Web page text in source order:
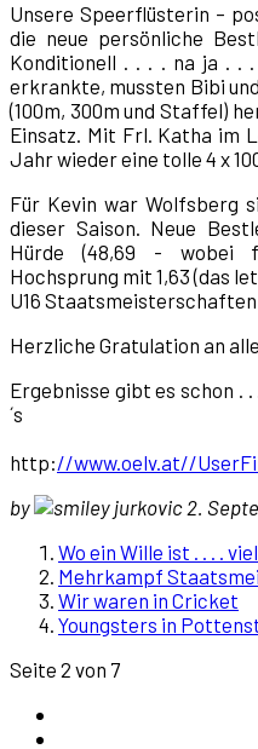
Unsere Speerflüsterin –
die neue persönliche
Konditionell . . . . na ja . .
erkrankte, mussten Bibi
(100m, 300m und Staffel)
Einsatz. Mit Frl. Katha im
Jahr wieder eine tolle 4 x
Für Kevin war Wolfsberg
dieser Saison. Neue
Hürde (48,69 - wobei
Hochsprung mit 1,63 (das
U16
Herzliche Gratulation an
Ergebnisse gibt es schon .
´s
http://www.oelv.at//
by
jurkovic 2.
Wo ein Wille ist . . . .
Mehrkampf
Wir waren in Cricket
Youngsters in
Seite 2 von 7